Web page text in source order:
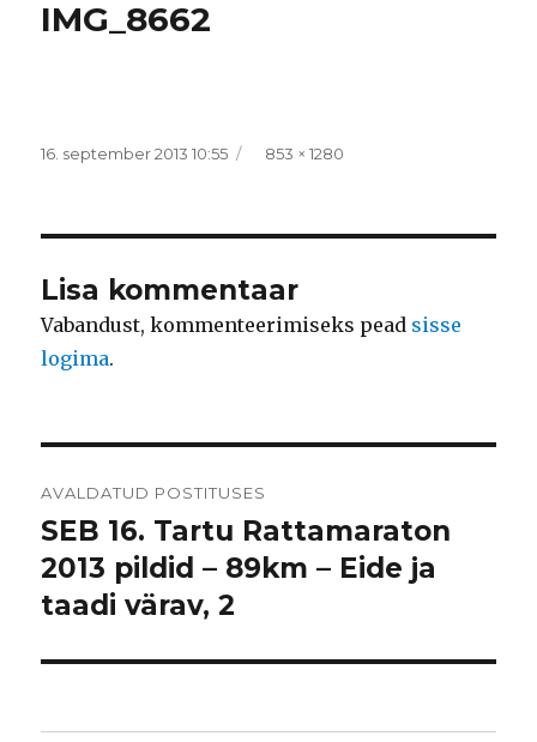
IMG_8662
Postitatud
16. september 2013 10:55 Täissuurus
853 × 1280
Lisa kommentaar
Vabandust, kommenteerimiseks pead sisse
logima.
AVALDATUD POSTITUSES
SEB 16. Tartu Rattamaraton
2013 pildid – 89km – Eide ja
taadi värav, 2